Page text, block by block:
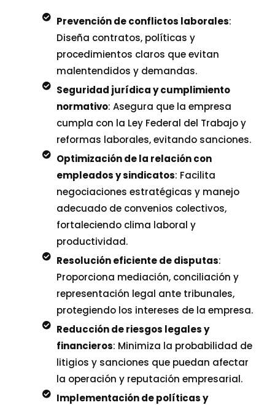
Prevención de conflictos laborales:
Diseña contratos, políticas y
procedimientos claros que evitan
malentendidos y demandas.
Seguridad jurídica y cumplimiento
normativo: Asegura que la empresa
cumpla con la Ley Federal del Trabajo y
reformas laborales, evitando sanciones.
Optimización de la relación con
empleados y sindicatos: Facilita
negociaciones estratégicas y manejo
adecuado de convenios colectivos,
fortaleciendo clima laboral y
productividad.
Resolución eficiente de disputas:
Proporciona mediación, conciliación y
representación legal ante tribunales,
protegiendo los intereses de la empresa.
Reducción de riesgos legales y
financieros: Minimiza la probabilidad de
litigios y sanciones que puedan afectar
la operación y reputación empresarial.
Implementación de políticas y